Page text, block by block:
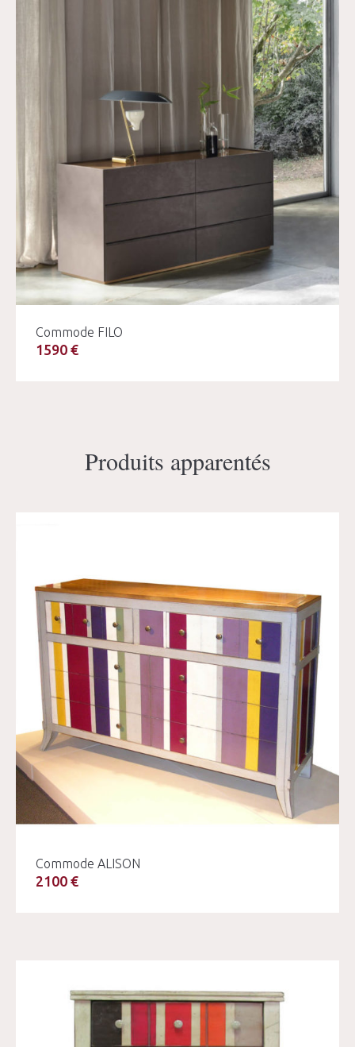
Commode FILO
1590 €
Produits apparentés
Commode ALISON
2100 €